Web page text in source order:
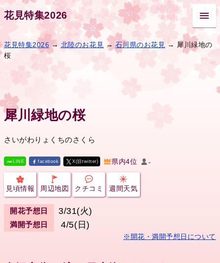
花見特集2026
花見特集2026 → 北陸のお花見 →石川県のお花見 → 犀川緑地の
桜
犀川緑地の桜
さいがわりょくちのさくら
LINE facebook X(旧twitter) 県内4位 -
見頃情報 周辺地図 クチコミ 週間天気
開花予想日 3/31(火)
満開予想日 4/5(日)
※開花・満開予想日について